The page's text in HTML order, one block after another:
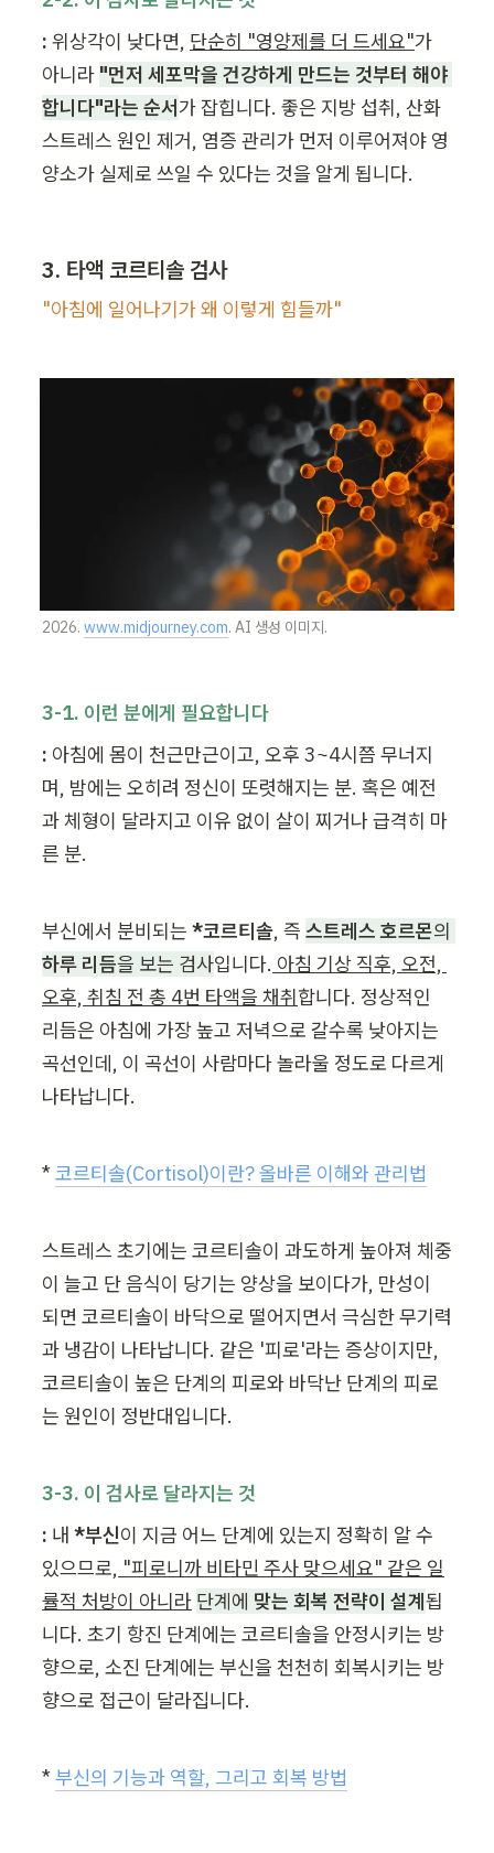
: 위상각이 낮다면, 단순히 "영양제를 더 드세요"가
아니라 "먼저 세포막을 건강하게 만드는 것부터 해야
합니다"라는 순서가 잡힙니다. 좋은 지방 섭취, 산화
스트레스 원인 제거, 염증 관리가 먼저 이루어져야 영
양소가 실제로 쓰일 수 있다는 것을 알게 됩니다.
3. 타액 코르티솔 검사
"아침에 일어나기가 왜 이렇게 힘들까"
2026. www.midjourney.com. AI 생성 이미지.
3-1. 이런 분에게 필요합니다
: 아침에 몸이 천근만근이고, 오후 3~4시쯤 무너지
며, 밤에는 오히려 정신이 또렷해지는 분. 혹은 예전
과 체형이 달라지고 이유 없이 살이 찌거나 급격히 마
른 분.
부신에서 분비되는 *코르티솔, 즉 스트레스 호르몬
하루 리듬을 보는 검사입니다. 아침 기상 직후, 오전,
오후, 취침 전 총 4번 타액을 채취합니다. 정상적인
리듬은 아침에 가장 높고 저녁으로 갈수록 낮아지는
곡선인데, 이 곡선이 사람마다 놀라울 정도로 다르게
나타납니다.
* 코르티솔(Cortisol)이란? 올바른 이해와 관리법
스트레스 초기에는 코르티솔이 과도하게 높아져 체중
이 늘고 단 음식이 당기는 양상을 보이다가, 만성이
되면 코르티솔이 바닥으로 떨어지면서 극심한 무기력
과 냉감이 나타납니다. 같은 '피로'라는 증상이지만,
코르티솔이 높은 단계의 피로와 바닥난 단계의 피로
는 원인이 정반대입니다.
3-3. 이 검사로 달라지는 것
: 내 *부신이 지금 어느 단계에 있는지 정확히 알 수
있으므로, "피로니까 비타민 주사 맞으세요" 같은 일
률적 처방이 아니라 단계에 맞는 회복 전략이 설계됩
니다. 초기 항진 단계에는 코르티솔을 안정시키는 방
향으로, 소진 단계에는 부신을 천천히 회복시키는 방
향으로 접근이 달라집니다.
* 부신의 기능과 역할, 그리고 회복 방법